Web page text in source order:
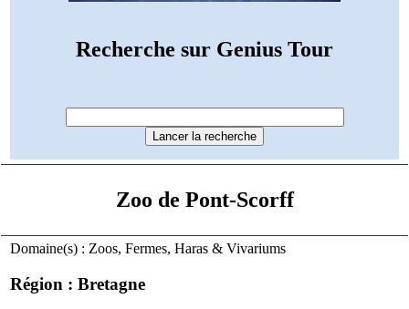
Recherche sur Genius Tour
Zoo de Pont-Scorff
Domaine(s) : Zoos, Fermes, Haras & Vivariums
Région : Bretagne